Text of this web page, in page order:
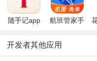
随手记app
航班管家手
开发者其他应用